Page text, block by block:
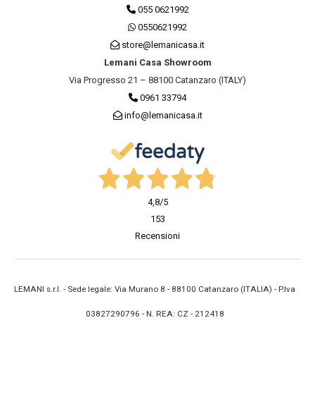
055 0621992
0550621992
store@lemanicasa.it
Lemani Casa Showroom
Via Progresso 21 – 88100 Catanzaro (ITALY)
0961 33794
info@lemanicasa.it
4,8/5
153
Recensioni
LEMANI s.r.l. - Sede legale: Via Murano 8 - 88100 Catanzaro (ITALIA) - P.Iva
03827290796 - N. REA: CZ - 212418